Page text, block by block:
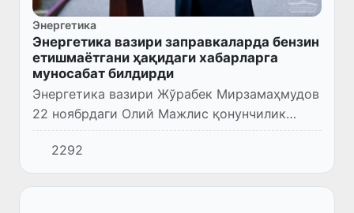
Энергетика
Энергетика вазири заправкаларда бензин
етишмаётгани ҳақидаги хабарларга
муносабат билдирди
Энергетика вазири Жўрабек Мирзамаҳмудов
22 ноябрдаги Олий Мажлис қонунчилик
палатаси йиғилишида аҳолига бензин
етказиб бериш бўйича қилинаётган ишлар
ҳақида гапирди.
2292